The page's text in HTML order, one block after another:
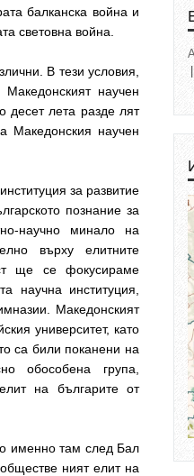
балканска война и
световна война.
В тези условия,
научен
десет лета разде лят
Македонския научен
за развитие
познание за
научно минало на
върху елитните
ще се фокусираме
научна институция,
Македонският
университет, като
са били поканени на
обособена група,
на българите от
именно там след Бал
ният елит на